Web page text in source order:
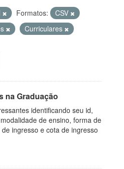
Formatos:
CSV
Curriculares
na Graduação
identificando seu id,
de ensino, forma de
ingresso e cota de ingresso